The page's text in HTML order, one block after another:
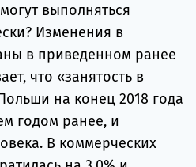
выполняться
Изменения в
в приведенном ранее
что «занятость в
на конец 2018 года
годом ранее, и
В коммерческих